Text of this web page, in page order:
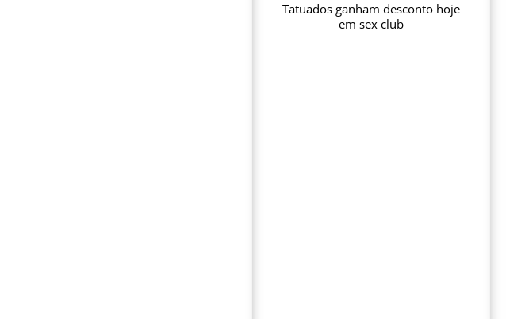
Tatuados ganham desconto hoje
em sex club